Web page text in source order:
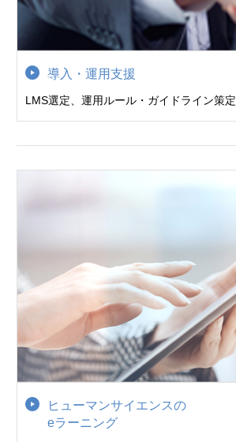
導入・運用支援
LMS選定、運用ルール・ガイドライン策定
ヒューマンサイエンスの
eラーニング